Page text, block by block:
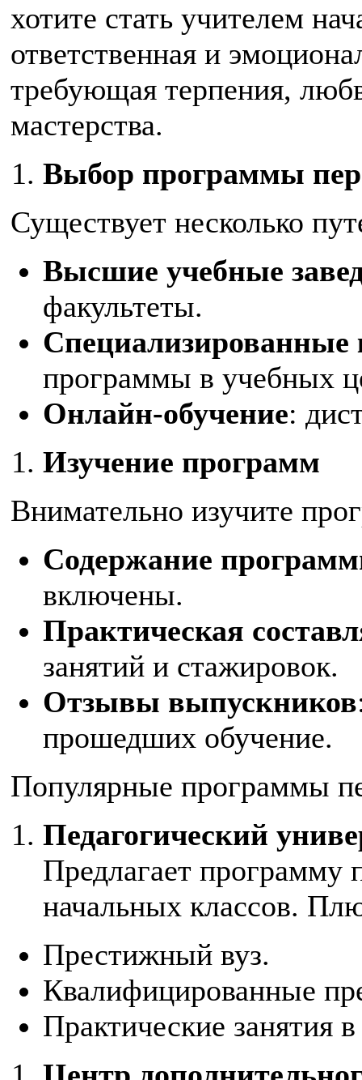
хотите стать учителем
ответственная и
требующая терпения,
мастерства.
Выбор программы
Существует несколько
Высшие учебные
факультеты.
Специализированные
программы в учебных
Онлайн-обучение:
Изучение программ
Внимательно изучите
Содержание
включены.
Практическая
занятий и стажировок.
Отзывы выпускников
прошедших обучение.
Популярные программы
Педагогический
Предлагает программу
начальных классов.
Престижный вуз.
Квалифицированные
Практические занятия